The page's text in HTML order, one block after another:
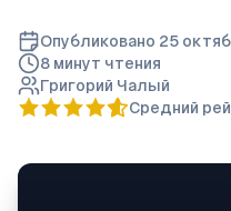
Опубликовано 25
8 минут чтения
Григорий Чалый
Средний